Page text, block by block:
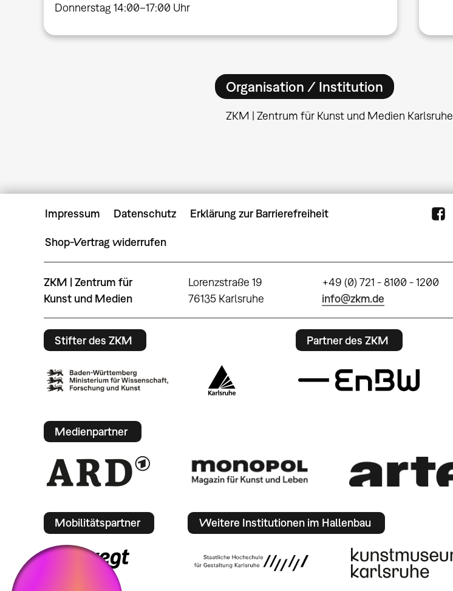
Donnerstag 14:00–17:00 Uhr
Organisation / Institution
ZKM | Zentrum für Kunst und Medien Karlsruhe
Impressum Datenschutz Erklärung zur Barrierefreiheit
Shop-Vertrag widerrufen
ZKM | Zentrum für
Kunst und Medien
Lorenzstraße 19
76135 Karlsruhe
+49 (0) 721 - 8100 - 1200
info@zkm.de
Stifter des ZKM Partner des ZKM
Medienpartner
Mobilitätspartner Weitere Institutionen im Hallenbau